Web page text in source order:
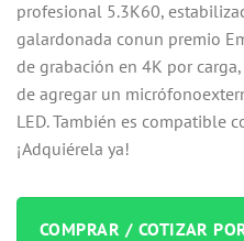
profesional 5.3K60,
galardonada conun premio
de grabación en 4K por
de agregar un
LED. También es compatible
¡Adquiérela ya!
COMPRAR / COTIZAR